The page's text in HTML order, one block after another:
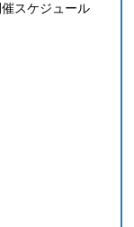
スケジュール